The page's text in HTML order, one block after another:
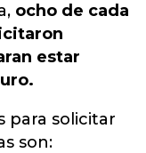
ocho de cada
estar
para solicitar
son: